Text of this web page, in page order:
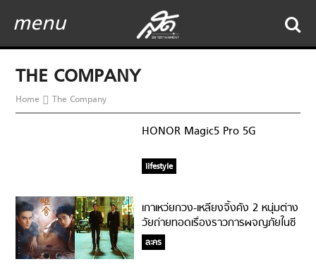
menu
THE COMPANY
Home The Company
HONOR Magic5 Pro 5G
lifestyle
เกาเหว่ยกวง-เหลียงจิ้งคัง 2 หนุ่มต่าง
วัยถ่ายทอดเรื่องราวการผจญภัยในซี
รี่ย์จีน The Company!
ละคร